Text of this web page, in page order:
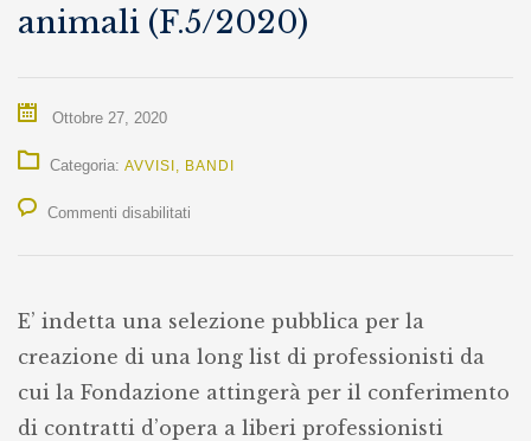
animali (F.5/2020)
Ottobre 27, 2020
Categoria: AVVISI , BANDI
Commenti disabilitati
conduttori
di
automezzi
addetti
E’ indetta una selezione pubblica per la
creazione di una long list di professionisti da
cui la Fondazione attingerà per il conferimento
di contratti d’opera a liberi professionisti